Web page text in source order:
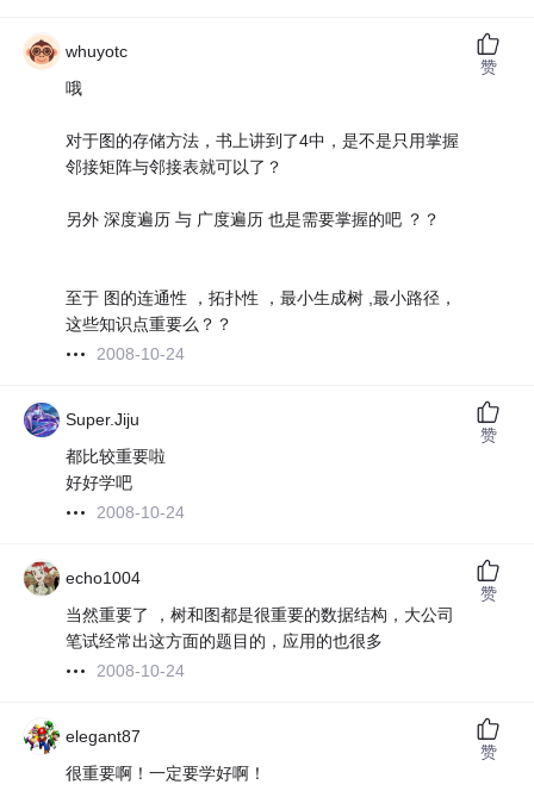
whuyotc
哦
对于图的存储方法，书上讲到了4中，是不是只用掌握
邻接矩阵与邻接表就可以了？
另外 深度遍历 与 广度遍历 也是需要掌握的吧 ？？
至于 图的连通性 ，拓扑性 ，最小生成树 ,最小路径，
这些知识点重要么？？
2008-10-24
赞
Super.Jiju
都比较重要啦
好好学吧
2008-10-24
赞
echo1004
当然重要了 ，树和图都是很重要的数据结构，大公司
笔试经常出这方面的题目的，应用的也很多
2008-10-24
赞
elegant87
很重要啊！一定要学好啊！
赞